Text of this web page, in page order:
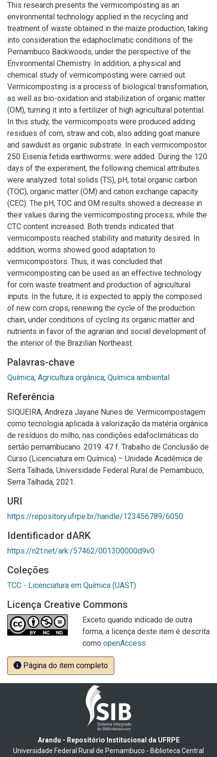
This research presents the vermicomposting as an
environmental technology applied in the recycling and
treatment of waste obtained in the maize production, taking
into consideration the edaphoclimatic conditions of the
Pernambuco Backwoods, under the perspective of the
Environmental Chemistry. In addition, a physical and
chemical study of vermicomposting were carried out.
Vermicomposting is a process of biological transformation,
as well as bio-oxidation and stabilization of organic matter
(OM), turning it into a fertilizer of high agricultural potential.
In this study, the vermicomposts were produced adding
residues of corn, straw and cob, also adding goat manure
and sawdust as organic substrate. In each vermicompostor
250 Eisenia fetida earthworms. were added. During the 120
days of the experiment, the following chemical attributes
were analyzed: total solids (TS), pH, total organic carbon
(TOC), organic matter (OM) and cation exchange capacity
(CEC). The pH, TOC and OM results showed a decrease in
their values during the vermicomposting process; while the
CTC content increased. Both trends indicated that
vermicomposts reached stability and maturity desired. In
addition, worms showed good adaptation to
vermicompostors. Thus, it was concluded that
vermicomposting can be used as an effective technology
for corn waste treatment and production of agricultural
inputs. In the future, it is expected to apply the composed
of new corn crops, renewing the cycle of the production
chain, under conditions of cycling its organic matter and
nutrients in favor of the agrarian and social development of
the interior of the Brazilian Northeast.
Palavras-chave
Química; Agricultura orgânica; Química ambiental
Referência
SIQUEIRA, Andreza Jayane Nunes de. Vermicompostagem
como tecnologia aplicada à valorização da matéria orgânica
de resíduos do milho, nas condições edafoclimáticas do
sertão pernambucano. 2019. 47 f. Trabalho de Conclusão de
Curso (Licenciatura em Química) – Unidade Acadêmica de
Serra Talhada, Universidade Federal Rural de Pernambuco,
Serra Talhada, 2021.
URI
https://repository.ufrpe.br/handle/123456789/6050
Identificador dARK
https://n2t.net/ark:/57462/001300000d9v0
Coleções
TCC - Licenciatura em Química (UAST)
Licença Creative Commons
Exceto quando indicado de outra
forma, a licença deste item é descrita
como openAccess
Página do item completo
Arandu - Repositório Institucional da UFRPE
Universidade Federal Rural de Pernambuco - Biblioteca Central